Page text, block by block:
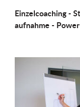
Einzel­coaching -
aufnahme -